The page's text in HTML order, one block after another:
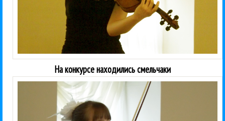
На конкурсе находились смельчаки